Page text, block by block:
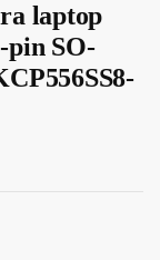
laptop
pin SO-